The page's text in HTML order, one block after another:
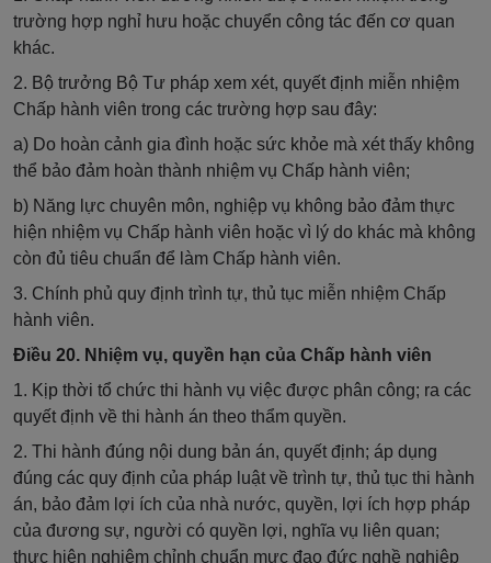
trường hợp nghỉ hưu hoặc chuyển công tác đến cơ quan
khác.
2. Bộ trưởng Bộ Tư pháp xem xét, quyết định miễn nhiệm
Chấp hành viên trong các trường hợp sau đây:
a) Do hoàn cảnh gia đình hoặc sức khỏe mà xét thấy không
thể bảo đảm hoàn thành nhiệm vụ Chấp hành viên;
b) Năng lực chuyên môn, nghiệp vụ không bảo đảm thực
hiện nhiệm vụ Chấp hành viên hoặc vì lý do khác mà không
còn đủ tiêu chuẩn để làm Chấp hành viên.
3. Chính phủ quy định trình tự, thủ tục miễn nhiệm Chấp
hành viên.
Điều 20. Nhiệm vụ, quyền hạn của Chấp hành viên
1. Kịp thời tổ chức thi hành vụ việc được phân công; ra các
quyết định về thi hành án theo thẩm quyền.
2. Thi hành đúng nội dung bản án, quyết định; áp dụng
đúng các quy định của pháp luật về trình tự, thủ tục thi hành
án, bảo đảm lợi ích của nhà nước, quyền, lợi ích hợp pháp
của đương sự, người có quyền lợi, nghĩa vụ liên quan;
thực hiện nghiêm chỉnh chuẩn mực đạo đức nghề nghiệp